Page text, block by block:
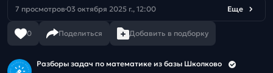
7 просмотров 03 октября 2025 г., 12:00 Еще
0 Поделиться Добавить в подборку
Разборы задач по математике из базы Школково